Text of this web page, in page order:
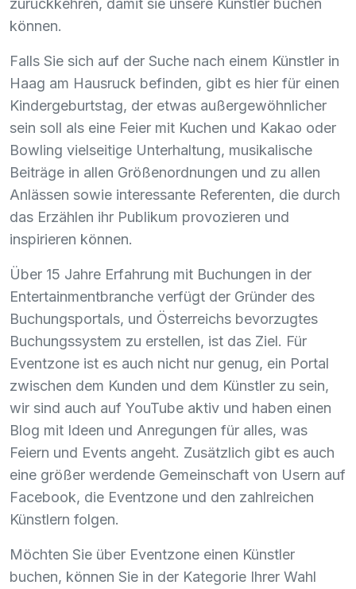
zurückkehren, damit sie unsere Künstler buchen
können.
Falls Sie sich auf der Suche nach einem Künstler in
Haag am Hausruck befinden, gibt es hier für einen
Kindergeburtstag, der etwas außergewöhnlicher
sein soll als eine Feier mit Kuchen und Kakao oder
Bowling vielseitige Unterhaltung, musikalische
Beiträge in allen Größenordnungen und zu allen
Anlässen sowie interessante Referenten, die durch
das Erzählen ihr Publikum provozieren und
inspirieren können.
Über 15 Jahre Erfahrung mit Buchungen in der
Entertainmentbranche verfügt der Gründer des
Buchungsportals, und Österreichs bevorzugtes
Buchungssystem zu erstellen, ist das Ziel. Für
Eventzone ist es auch nicht nur genug, ein Portal
zwischen dem Kunden und dem Künstler zu sein,
wir sind auch auf YouTube aktiv und haben einen
Blog mit Ideen und Anregungen für alles, was
Feiern und Events angeht. Zusätzlich gibt es auch
eine größer werdende Gemeinschaft von Usern auf
Facebook, die Eventzone und den zahlreichen
Künstlern folgen.
Möchten Sie über Eventzone einen Künstler
buchen, können Sie in der Kategorie Ihrer Wahl